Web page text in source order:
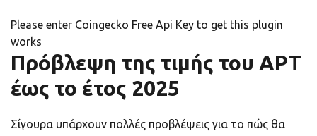
Please enter Coingecko Free Api Key to get this plugin
works
Πρόβλεψη της τιμής του APT
έως το έτος 2025
Σίγουρα υπάρχουν πολλές προβλέψεις για το πώς θα